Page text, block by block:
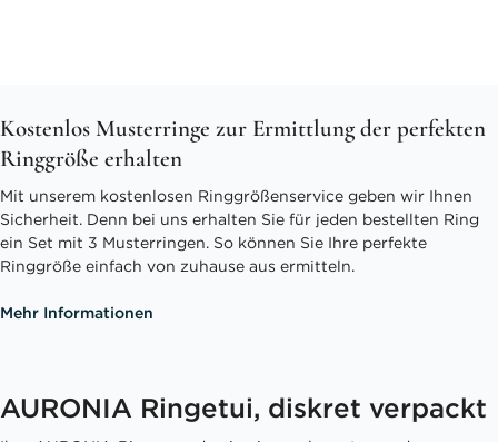
Kostenlos Musterringe zur Ermittlung der perfekten
Ringgröße erhalten
Mit unserem kostenlosen Ringgrößenservice geben wir Ihnen
Sicherheit. Denn bei uns erhalten Sie für jeden bestellten Ring
ein Set mit 3 Musterringen. So können Sie Ihre perfekte
Ringgröße einfach von zuhause aus ermitteln.
Mehr Informationen
AURONIA Ringetui, diskret verpackt